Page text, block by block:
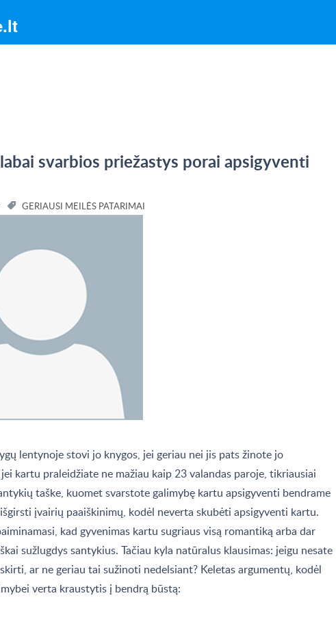
svarbios priežastys porai apsigyventi
GERIAUSI MEILĖS PATARIMAI
lentynoje stovi jo knygos, jei geriau nei jis pats žinote jo
kartu praleidžiate ne mažiau kaip 23 valandas paroje, tikriausiai
taške, kuomet svarstote galimybę kartu apsigyventi bendrame
įvairių paaiškinimų, kodėl neverta skubėti apsigyventi kartu.
kad gyvenimas kartu sugriaus visą romantiką arba dar
sužlugdys santykius. Tačiau kyla natūralus klausimas: jeigu nesate
ar ne geriau tai sužinoti nedelsiant? Keletas argumentų, kodėl
verta kraustytis į bendrą būstą: